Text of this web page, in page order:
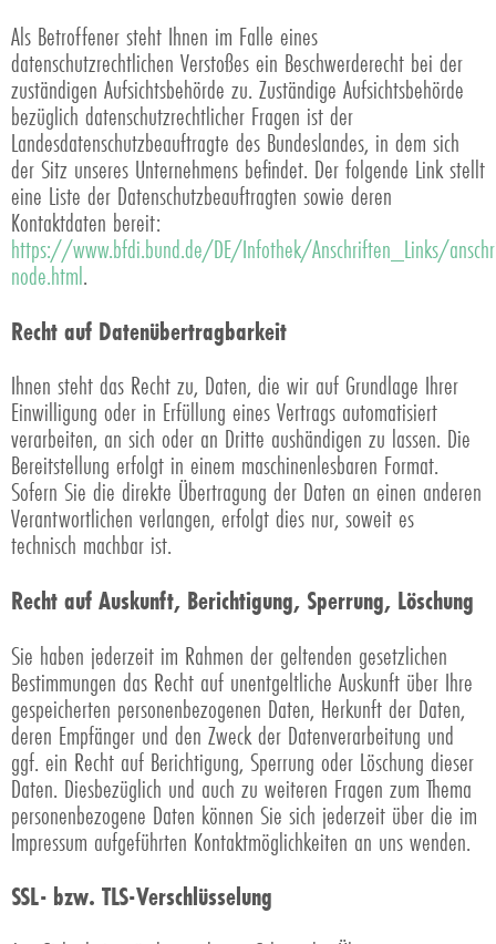
Als Betroffener steht Ihnen im Falle eines
datenschutzrechtlichen Verstoßes ein Beschwerderecht bei der
zuständigen Aufsichtsbehörde zu. Zuständige Aufsichtsbehörde
bezüglich datenschutzrechtlicher Fragen ist der
Landesdatenschutzbeauftragte des Bundeslandes, in dem sich
der Sitz unseres Unternehmens befindet. Der folgende Link stellt
eine Liste der Datenschutzbeauftragten sowie deren
Kontaktdaten bereit:
https://www.bfdi.bund.de/DE/Infothek/Anschriften_Links/
node.html.
Recht auf Datenübertragbarkeit
Ihnen steht das Recht zu, Daten, die wir auf Grundlage Ihrer
Einwilligung oder in Erfüllung eines Vertrags automatisiert
verarbeiten, an sich oder an Dritte aushändigen zu lassen. Die
Bereitstellung erfolgt in einem maschinenlesbaren Format.
Sofern Sie die direkte Übertragung der Daten an einen anderen
Verantwortlichen verlangen, erfolgt dies nur, soweit es
technisch machbar ist.
Recht auf Auskunft, Berichtigung, Sperrung, Löschung
Sie haben jederzeit im Rahmen der geltenden gesetzlichen
Bestimmungen das Recht auf unentgeltliche Auskunft über Ihre
gespeicherten personenbezogenen Daten, Herkunft der Daten,
deren Empfänger und den Zweck der Datenverarbeitung und
ggf. ein Recht auf Berichtigung, Sperrung oder Löschung dieser
Daten. Diesbezüglich und auch zu weiteren Fragen zum Thema
personenbezogene Daten können Sie sich jederzeit über die im
Impressum aufgeführten Kontaktmöglichkeiten an uns wenden.
SSL- bzw. TLS-Verschlüsselung